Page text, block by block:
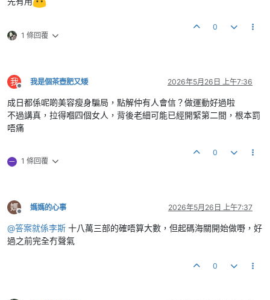
1 條回覆
0
我
離線
我是個茶壺肥又矮 2026年5月26日 上午7:36
成日都係呢啲美容瘦身騙局，點解仲有人會信？做運動好過啦
不過講真，拉得嗰四個女人，背後老細可能已經開緊第二間，根本罰
唔痛
一 1 條回覆
0
媽
離線
媽媽的心事 2026年5月26日 上午7:37
@答案就係李斯 十八萬三部的確唔算大數，但起碼海關開始做嘢，好
過之前完全冇聲氣
0